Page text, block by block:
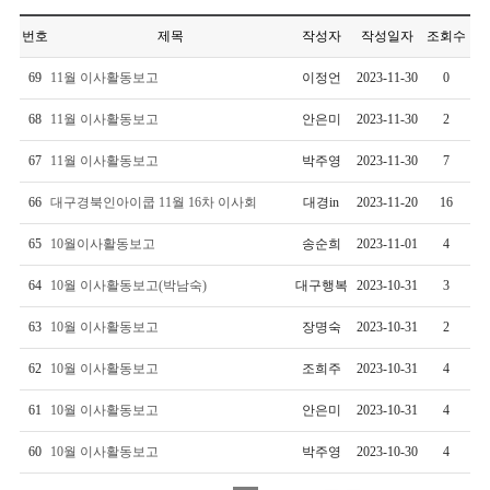
번호 제목 작성자 작성일자 조회수
69 11월 이사활동보고 이정언 2023-11-30 0
68 11월 이사활동보고 안은미 2023-11-30 2
67 11월 이사활동보고 박주영 2023-11-30 7
66 대구경북인아이쿱 11월 16차 이사회 대경in 2023-11-20 16
65 10월이사활동보고 송순희 2023-11-01 4
64 10월 이사활동보고(박남숙) 대구행복 2023-10-31 3
63 10월 이사활동보고 장명숙 2023-10-31 2
62 10월 이사활동보고 조희주 2023-10-31 4
61 10월 이사활동보고 안은미 2023-10-31 4
60 10월 이사활동보고 박주영 2023-10-30 4